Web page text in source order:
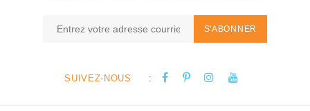
S'ABONNER
SUIVEZ-NOUS :